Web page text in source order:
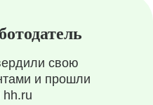
свою
и прошли
hh.ru